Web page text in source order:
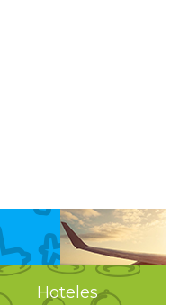
Hoteles